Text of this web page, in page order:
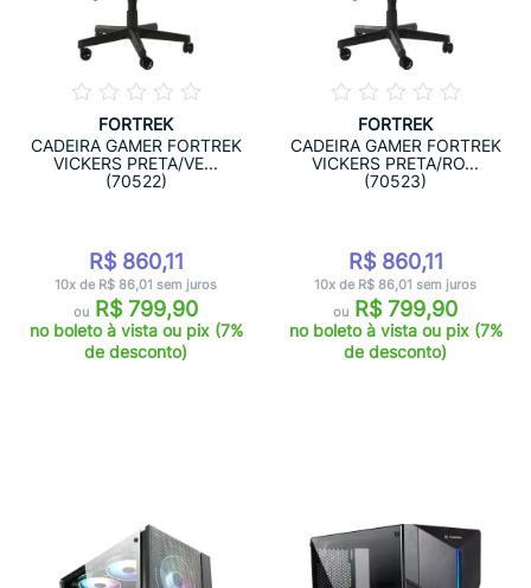
FORTREK
CADEIRA GAMER FORTREK
VICKERS PRETA/VE...
(70522)
R$ 860,11
10x de R$ 86,01 sem juros
ou R$ 799,90
no boleto à vista ou pix (7%
de desconto)
FORTREK
CADEIRA GAMER FORTREK
VICKERS PRETA/RO...
(70523)
R$ 860,11
10x de R$ 86,01 sem juros
ou R$ 799,90
no boleto à vista ou pix (7%
de desconto)